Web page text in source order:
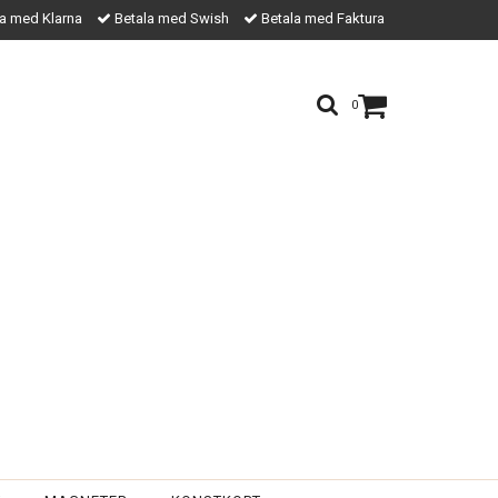
med Klarna Betala med Swish Betala med Faktura
0